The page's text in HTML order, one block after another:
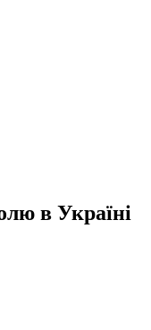
в Україні